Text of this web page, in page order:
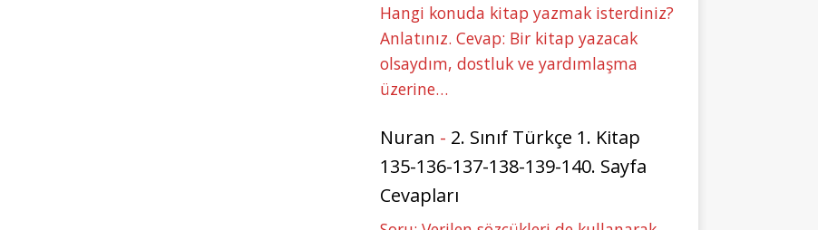
Hangi konuda kitap yazmak isterdiniz?
Anlatınız. Cevap: Bir kitap yazacak
olsaydım, dostluk ve yardımlaşma
üzerine…
Nuran - 2. Sınıf Türkçe 1. Kitap
135-136-137-138-139-140. Sayfa
Cevapları